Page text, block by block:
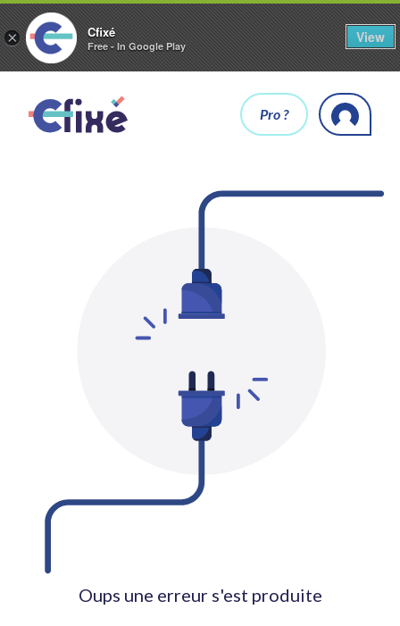
× Cfixé
Free - In Google Play
View
Pro ?
Oups une erreur s'est produite